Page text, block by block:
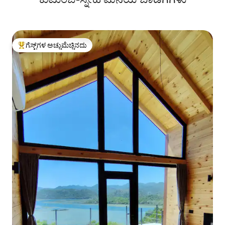
ಗೆಸ್ಟ್‌ಗಳಿಗೆ ಅತಿ ಹೆಚ್ಚು ಅಚ್ಚುಮೆಚ್ಚಿನದು
ಗೆಸ್ಟ್‌ಗಳ ಅಚ್ಚುಮೆಚ್ಚಿನದು